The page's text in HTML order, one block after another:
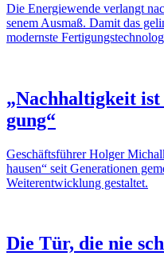
Die Ener­gie­wende verlangt
senem Ausmaß. Damit das
modernste
„Nach­hal­tig­keit
gung“
Geschäfts­führer Holger
hausen“ seit Gene­ra­tionen
Weiter­ent­wick­lung gestaltet.
Die Tür, die nie